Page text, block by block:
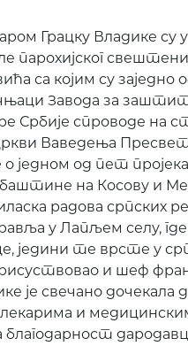
Грацку Владике су у
парохијског
са којим су заједно
Завода за
Србије спроводе на
Ваведења
о једном од пет
на Косову и
радова српских
у Лапљем селу,
једини те врсте у
и шеф
је свечано
лекарима и
благодарност